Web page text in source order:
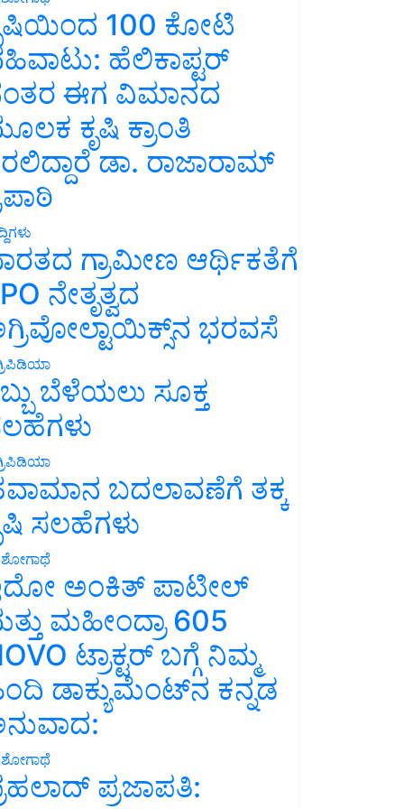
100 ಕೋಟಿ
ಹೆಲಿಕಾಪ್ಟರ್
ಈಗ ವಿಮಾನದ
ಕೃಷಿ ಕ್ರಾಂತಿ
ಡಾ. ರಾಜಾರಾಮ್
ಗ್ರಾಮೀಣ ಆರ್ಥಿಕತೆಗೆ
ನೇತೃತ್ವದ
ಭರವಸೆ
ಬೆಳೆಯಲು ಸೂಕ್ತ
ಬದಲಾವಣೆಗೆ ತಕ್ಕ
ಸಲಹೆಗಳು
ಅಂಕಿತ್ ಪಾಟೀಲ್
ಮಹೀಂದ್ರಾ 605
ಟ್ರಾಕ್ಟರ್ ಬಗ್ಗೆ ನಿಮ್ಮ
ಡಾಕ್ಯುಮೆಂಟ್‌ನ ಕನ್ನಡ
ಪ್ರಜಾಪತಿ: